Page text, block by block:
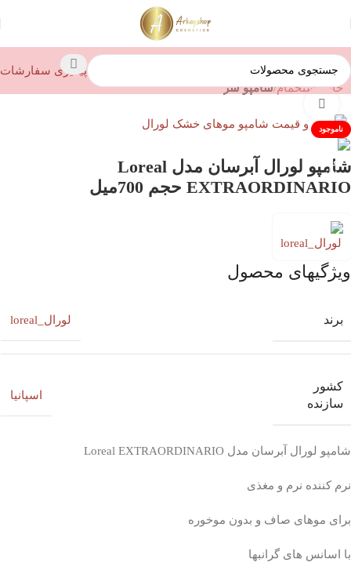
پیگیری سفارشات
خانه استحمام شامپو سر
ناموجود
شامپو لورال آبرسان مدل Loreal
EXTRAORDINARIO حجم 700میل
ویژگیهای محصول
برند لورال_loreal
کشور
سازنده
اسپانیا
شامپو لورال آبرسان مدل Loreal EXTRAORDINARIO
نرم کننده نرم و مغذی
برای موهای صاف و بدون موخوره
با اسانس های گرانبها